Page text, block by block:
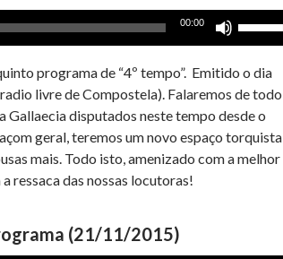
00:00
ou
programa de “4º tempo”. Emitido o dia
livre de Compostela). Falaremos de todo
Gallaecia disputados neste tempo desde o
geral, teremos um novo espaço torquista
mais. Todo isto, amenizado com a melhor
ressaca das nossas locutoras!
(21/11/2015)